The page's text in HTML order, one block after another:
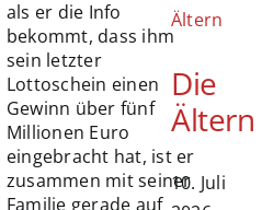
als er die Info
bekommt, dass ihm
sein letzter
Lottoschein einen
Gewinn über fünf
Millionen Euro
eingebracht hat, ist er
zusammen mit seiner
Familie gerade auf
Die
Ältern
10. Juli